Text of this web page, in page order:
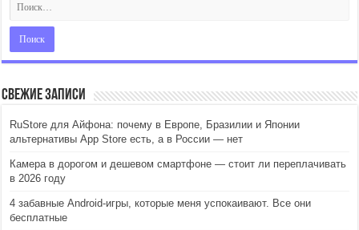
Свежие записи
RuStore для Айфона: почему в Европе, Бразилии и Японии
альтернативы App Store есть, а в России — нет
Камера в дорогом и дешевом смартфоне — стоит ли переплачивать
в 2026 году
4 забавные Android-игры, которые меня успокаивают. Все они
бесплатные